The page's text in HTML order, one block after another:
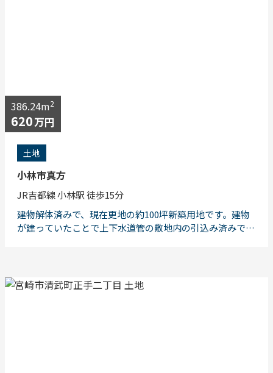
386.24m2
620万円
土地
小林市真方
JR吉都線 小林駅 徒歩15分
建物解体済みで、現在更地の約100坪新築用地です。建物
が建っていたことで上下水道管の敷地内の引込み済みで